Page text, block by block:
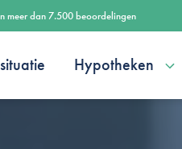
meer dan 7.500 beoordelingen
Hypotheken